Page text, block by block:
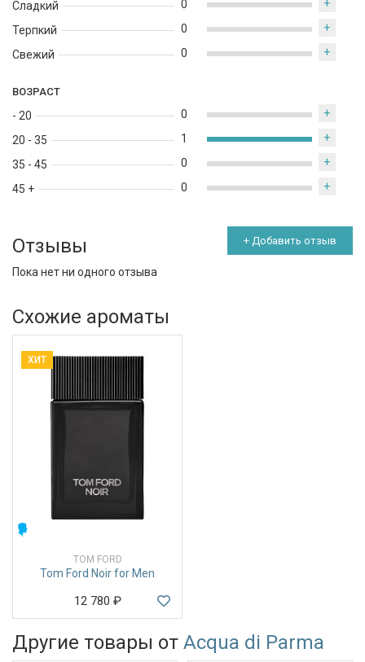
Сладкий
Терпкий
Свежий
0 +
0 +
0 +
ВОЗРАСТ
- 20
20 - 35
35 - 45
45 +
0 +
1 +
0 +
0 +
Отзывы + Добавить отзыв
Пока нет ни одного отзыва
Схожие ароматы
ХИТ
TOM FORD
Tom Ford Noir for Men
12 780 ₽
Другие товары от Acqua di Parma